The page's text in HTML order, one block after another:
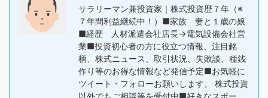
サラリーマン兼投資家｜株式投資歴７年（※
７年間利益継続中！）■家族 妻と１歳の娘
■経歴 人材派遣会社店長→電気設備会社営
業■投資初心者の方に役立つ情報、注目銘
柄、株式ニュース、取引状況、失敗談、種銭
作り等のお得な情報など発信予定■お気軽に
ツイート・フォローお願いします。 株式投資
以外でもご相談等を受付中■好きなスポー